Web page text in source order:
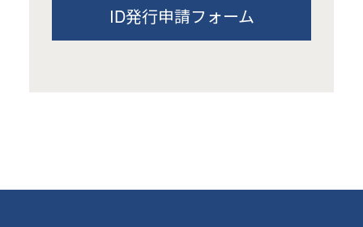
ID発行申請フォーム